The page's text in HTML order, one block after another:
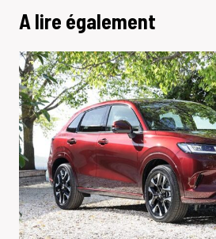
A lire également